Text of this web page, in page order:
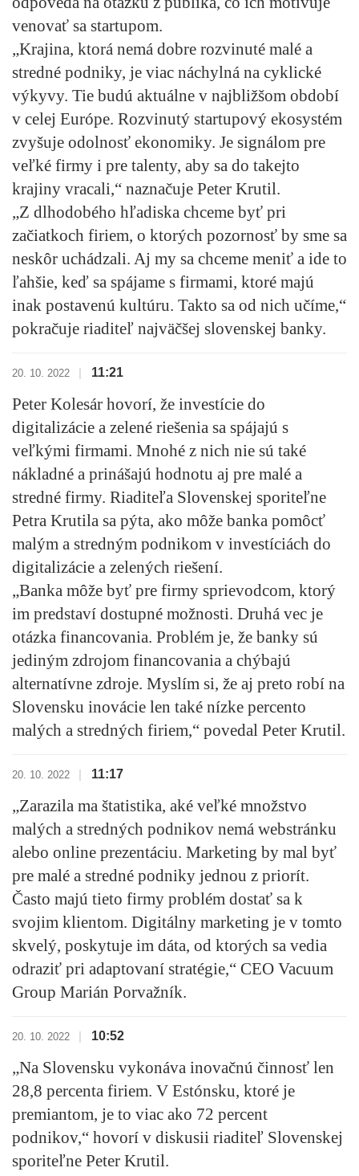
venovať sa startupom.
„Krajina, ktorá nemá dobre rozvinuté malé a
stredné podniky, je viac náchylná na cyklické
výkyvy. Tie budú aktuálne v najbližšom období
v celej Európe. Rozvinutý startupový ekosystém
zvyšuje odolnosť ekonomiky. Je signálom pre
veľké firmy i pre talenty, aby sa do takejto
krajiny vracali,“ naznačuje Peter Krutil.
„Z dlhodobého hľadiska chceme byť pri
začiatkoch firiem, o ktorých pozornosť by sme sa
neskôr uchádzali. Aj my sa chceme meniť a ide to
ľahšie, keď sa spájame s firmami, ktoré majú
inak postavenú kultúru. Takto sa od nich učíme,“
pokračuje riaditeľ najväčšej slovenskej banky.
20. 10. 2022 11:21
Peter Kolesár hovorí, že investície do
digitalizácie a zelené riešenia sa spájajú s
veľkými firmami. Mnohé z nich nie sú také
nákladné a prinášajú hodnotu aj pre malé a
stredné firmy. Riaditeľa Slovenskej sporiteľne
Petra Krutila sa pýta, ako môže banka pomôcť
malým a stredným podnikom v investíciách do
digitalizácie a zelených riešení.
„Banka môže byť pre firmy sprievodcom, ktorý
im predstaví dostupné možnosti. Druhá vec je
otázka financovania. Problém je, že banky sú
jediným zdrojom financovania a chýbajú
alternatívne zdroje. Myslím si, že aj preto robí na
Slovensku inovácie len také nízke percento
malých a stredných firiem,“ povedal Peter Krutil.
20. 10. 2022 11:17
„Zarazila ma štatistika, aké veľké množstvo
malých a stredných podnikov nemá webstránku
alebo online prezentáciu. Marketing by mal byť
pre malé a stredné podniky jednou z priorít.
Často majú tieto firmy problém dostať sa k
svojim klientom. Digitálny marketing je v tomto
skvelý, poskytuje im dáta, od ktorých sa vedia
odraziť pri adaptovaní stratégie,“ CEO Vacuum
Group Marián Porvažník.
20. 10. 2022 10:52
„Na Slovensku vykonáva inovačnú činnosť len
28,8 percenta firiem. V Estónsku, ktoré je
premiantom, je to viac ako 72 percent
podnikov,“ hovorí v diskusii riaditeľ Slovenskej
sporiteľne Peter Krutil.